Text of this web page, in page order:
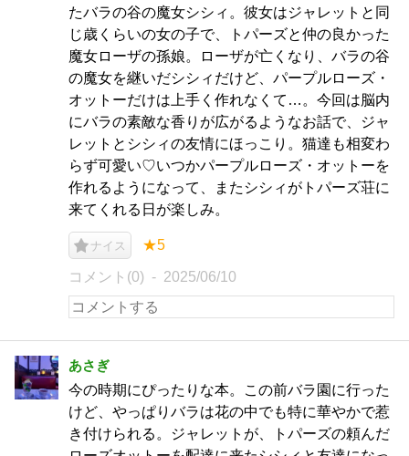
たバラの谷の魔女シシィ。彼女はジャレットと同
じ歳くらいの女の子で、トパーズと仲の良かった
魔女ローザの孫娘。ローザが亡くなり、バラの谷
の魔女を継いだシシィだけど、パープルローズ・
オットーだけは上手く作れなくて…。今回は脳内
にバラの素敵な香りが広がるようなお話で、ジャ
レットとシシィの友情にほっこり。猫達も相変わ
らず可愛い♡いつかパープルローズ・オットーを
作れるようになって、またシシィがトパーズ荘に
来てくれる日が楽しみ。
ナイス ★5
コメント(0) 2025/06/10
あさぎ
今の時期にぴったりな本。この前バラ園に行った
けど、やっぱりバラは花の中でも特に華やかで惹
き付けられる。ジャレットが、トパーズの頼んだ